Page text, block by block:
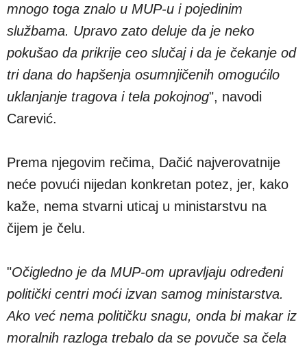
mnogo toga znalo u MUP-u i pojedinim
službama. Upravo zato deluje da je neko
pokušao da prikrije ceo slučaj i da je čekanje od
tri dana do hapšenja osumnjičenih omogućilo
uklanjanje tragova i tela pokojnog", navodi
Carević.
Prema njegovim rečima, Dačić najverovatnije
neće povući nijedan konkretan potez, jer, kako
kaže, nema stvarni uticaj u ministarstvu na
čijem je čelu.
"Očigledno je da MUP-om upravljaju određeni
politički centri moći izvan samog ministarstva.
Ako već nema političku snagu, onda bi makar iz
moralnih razloga trebalo da se povuče sa čela